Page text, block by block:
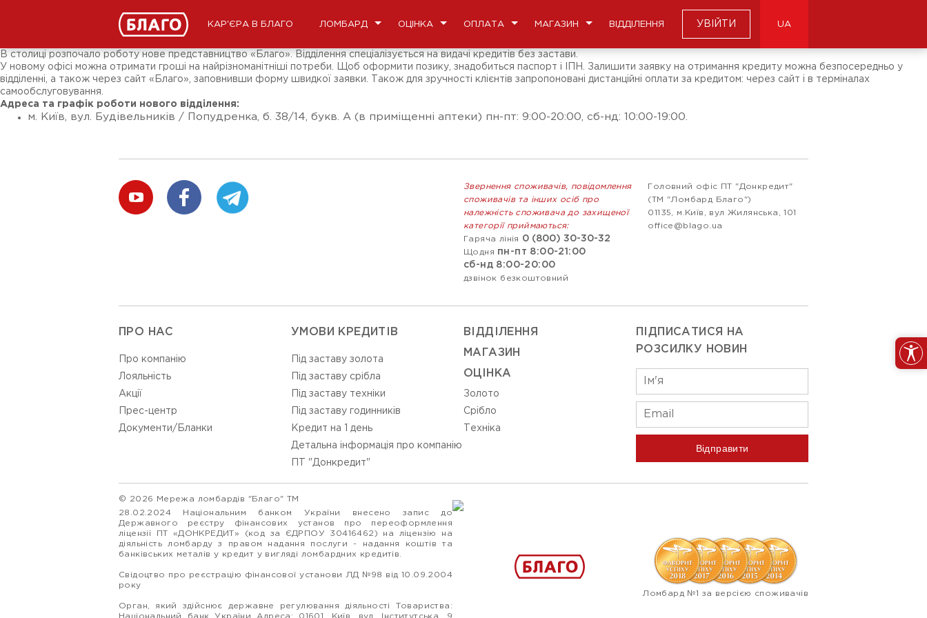
КАР'ЄРА В БЛАГО ЛОМБАРД ОЦІНКА ОПЛАТА МАГАЗИН ВІДДІЛЕННЯ УВІЙТИ UA
Підписники соц-мереж
В столиці розпочало роботу нове представництво «Благо». Відділення спеціалізується на видачі кредитів без застави.
У новому офісі можна отримати гроші на найрізноманітніші потреби. Щоб оформити позику, знадобиться паспорт і ІПН. Залишити заявку на отримання кредиту можна безпосередньо у
відділенні, а також через сайт «Благо», заповнивши форму швидкої заявки. Також для зручності клієнтів запропоновані дистанційні оплати за кредитом: через сайт і в терміналах
самообслуговування.
Адреса та графік роботи нового відділення:
м. Київ, вул. Будівельників / Попудренка, б. 38/14, букв. А (в приміщенні аптеки) пн-пт: 9:00-20:00, сб-нд: 10:00-19:00.
Звернення споживачів, повідомлення
споживачів та інших осіб про
належність споживача до захищеної
категорії приймаються:
Гаряча лінія
0 (800) 30-30-32
Щодня пн-пт 8:00-21:00
сб-нд 8:00-20:00
дзвінок безкоштовний
Головний офіс ПТ "Донкредит"
(ТМ "Ломбард Благо")
01135, м.Київ, вул Жилянська, 101
office@blago.ua
ПРО НАС
Про компанію
Лояльність
Акції
Прес-центр
Документи/Бланки
УМОВИ КРЕДИТІВ
Під заставу золота
Під заставу срібла
Під заставу техніки
Під заставу годинників
Кредит на 1 день
Детальна інформація про компанію
ПТ "Донкредит"
ВIДДIЛЕННЯ
МАГАЗИН
ОЦIНКА
Золото
Срiбло
Технiка
ПІДПИСАТИСЯ НА
РОЗСИЛКУ НОВИН
Відправити
© 2026 Мережа ломбардів "Благо" ТМ
28.02.2024 Національним банком України внесено запис до
Державного реєстру фінансових установ про переоформлення
ліцензії ПТ «ДОНКРЕДИТ» (код за ЄДРПОУ 30416462) на ліцензію на
діяльність ломбарду з правом надання послуги - надання коштів та
банківських металів у кредит у вигляді ломбардних кредитів.
Свідоцтво про реєстрацію фінансової установи ЛД №98 від 10.09.2004
року
Орган, який здійснює державне регулювання діяльності Товариства:
Національний банк України Адреса: 01601, Київ, вул. Інститутська, 9
Ломбард №1 за версією споживачів